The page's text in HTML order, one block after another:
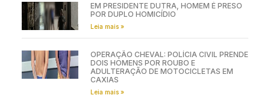
EM PRESIDENTE DUTRA, HOMEM É PRESO
POR DUPLO HOMICÍDIO
Leia mais »
OPERAÇÃO CHEVAL: POLÍCIA CIVIL PRENDE
DOIS HOMENS POR ROUBO E
ADULTERAÇÃO DE MOTOCICLETAS EM
CAXIAS
Leia mais »